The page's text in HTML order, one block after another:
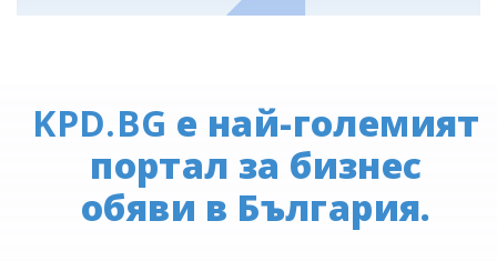
KPD.BG е най-големият
портал за бизнес
обяви в България.